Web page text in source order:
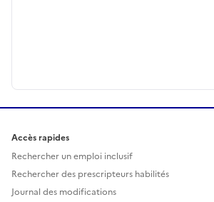
Accès rapides
Rechercher un emploi inclusif
Rechercher des prescripteurs habilités
Journal des modifications